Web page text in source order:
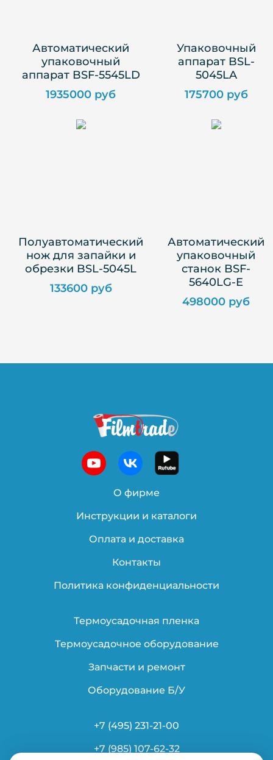
Автоматический
упаковочный
аппарат BSF-5545LD
1935000 руб
Упаковочный
аппарат BSL-
5045LA
175700 руб
Полуавтоматический
нож для запайки и
обрезки BSL-5045L
133600 руб
Автоматический
упаковочный
станок BSF-
5640LG-E
498000 руб
О фирме
Инструкции и каталоги
Оплата и доставка
Контакты
Политика конфиденциальности
Термоусадочная пленка
Термоусадочное оборудование
Запчасти и ремонт
Оборудование Б/У
+7 (495) 231-21-00
+7 (985) 107-62-32